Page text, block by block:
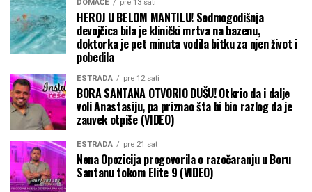
DOMAĆE pre 13 sati
HEROJ U BELOM MANTILU! Sedmogodišnja
devojčica bila je klinički mrtva na bazenu,
doktorka je pet minuta vodila bitku za njen život i
pobedila
ESTRADA pre 12 sati
BORA SANTANA OTVORIO DUŠU! Otkrio da i dalje
voli Anastasiju, pa priznao šta bi bio razlog da je
zauvek otpiše (VIDEO)
ESTRADA pre 21 sat
Nena Opozicija progovorila o razočaranju u Boru
Santanu tokom Elite 9 (VIDEO)